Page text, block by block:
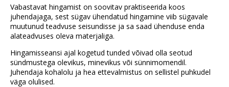
Vabastavat hingamist on soovitav praktiseerida koos
juhendajaga, sest sügav ühendatud hingamine viib sügavale
muutunud teadvuse seisundisse ja sa saad ühenduse enda
alateadvuses oleva materjaliga.
Hingamisseansi ajal kogetud tunded võivad olla seotud
sündmustega olevikus, minevikus või sünnimomendil.
Juhendaja kohalolu ja hea ettevalmistus on sellistel puhkudel
väga olulised.